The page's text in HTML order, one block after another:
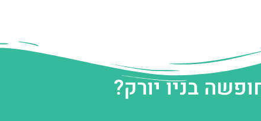
בניו יורק?